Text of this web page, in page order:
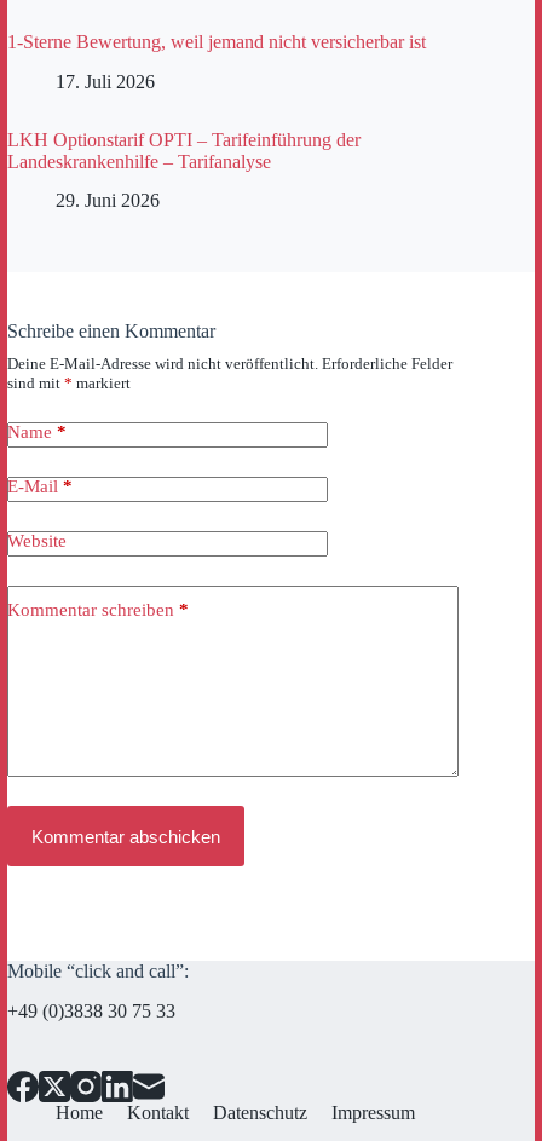
1-Sterne Bewertung, weil jemand nicht versicherbar ist
17. Juli 2026
LKH Optionstarif OPTI – Tarifeinführung der
Landeskrankenhilfe – Tarifanalyse
29. Juni 2026
Schreibe einen Kommentar
Deine E-Mail-Adresse wird nicht veröffentlicht. Erforderliche Felder
sind mit * markiert
Name *
E-Mail *
Website
Kommentar schreiben *
Kommentar abschicken
Mobile “click and call”:
+49 (0)3838 30 75 33
Home Kontakt Datenschutz Impressum